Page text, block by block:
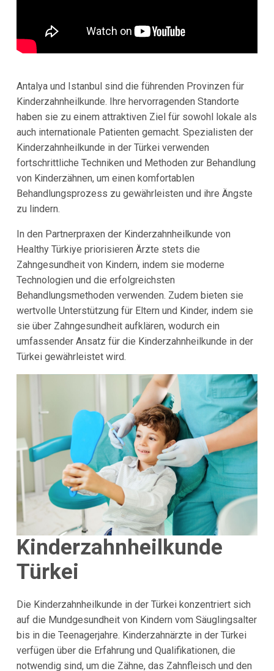
Antalya und Istanbul sind die führenden Provinzen für
Kinderzahnheilkunde. Ihre hervorragenden Standorte
haben sie zu einem attraktiven Ziel für sowohl lokale als
auch internationale Patienten gemacht. Spezialisten der
Kinderzahnheilkunde in der Türkei verwenden
fortschrittliche Techniken und Methoden zur Behandlung
von Kinderzähnen, um einen komfortablen
Behandlungsprozess zu gewährleisten und ihre Ängste
zu lindern.
In den Partnerpraxen der Kinderzahnheilkunde von
Healthy Türkiye priorisieren Ärzte stets die
Zahngesundheit von Kindern, indem sie moderne
Technologien und die erfolgreichsten
Behandlungsmethoden verwenden. Zudem bieten sie
wertvolle Unterstützung für Eltern und Kinder, indem sie
sie über Zahngesundheit aufklären, wodurch ein
umfassender Ansatz für die Kinderzahnheilkunde in der
Türkei gewährleistet wird.
Kinderzahnheilkunde
Türkei
Die Kinderzahnheilkunde in der Türkei konzentriert sich
auf die Mundgesundheit von Kindern vom Säuglingsalter
bis in die Teenagerjahre. Kinderzahnärzte in der Türkei
verfügen über die Erfahrung und Qualifikationen, die
notwendig sind, um die Zähne, das Zahnfleisch und den